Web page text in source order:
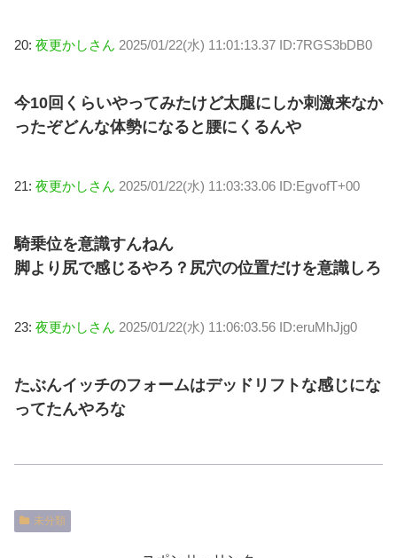
20: 夜更かしさん 2025/01/22(水) 11:01:13.37 ID:7RGS3bDB0
今10回くらいやってみたけど太腿にしか刺激来なか
ったぞどんな体勢になると腰にくるんや
21: 夜更かしさん 2025/01/22(水) 11:03:33.06 ID:EgvofT+00
騎乗位を意識すんねん
脚より尻で感じるやろ？尻穴の位置だけを意識しろ
23: 夜更かしさん 2025/01/22(水) 11:06:03.56 ID:eruMhJjg0
たぶんイッチのフォームはデッドリフトな感じにな
ってたんやろな
未分類